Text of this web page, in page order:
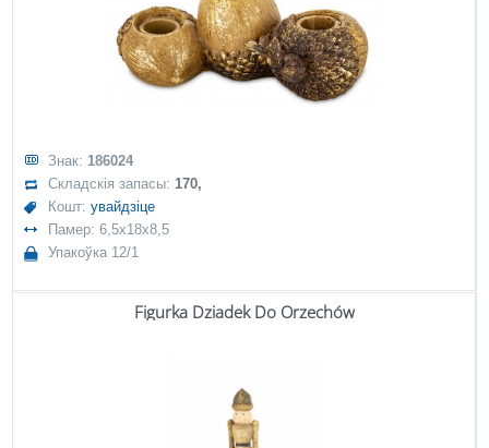
Знак: 186024
Складскія запасы:170,
Кошт:увайдзіце
Памер: 6,5x18x8,5
Упакоўка 12/1
Figurka Dziadek Do Orzechów